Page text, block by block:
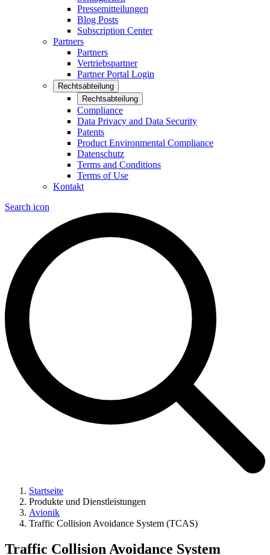
Pressemitteilungen
Blog Posts
Subscription Center
Partners
Partners
Vertriebspartner
Partner Portal Login
Rechtsabteilung
Rechtsabteilung
Compliance
Data Privacy and Data Security
Patents
Product Environmental Compliance
Datenschutz
Terms and Conditions
Terms of Use
Kontakt
Search icon
Startseite
Produkte und Dienstleistungen
Avionik
Traffic Collision Avoidance System (TCAS)
Traffic Collision Avoidance System